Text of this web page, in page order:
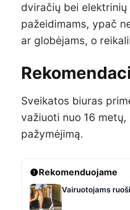
dviračių bei
pažeidimams, ypač
ar globėjams, o
Sveikatos biuras
važiuoti nuo 16
pažymėjimą.
Rekomenduojame
Vairuotojams